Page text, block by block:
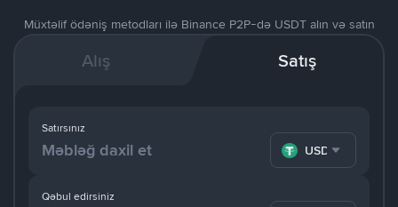
Müxtəlif ödəniş metodları ilə Binance P2P-də USDT alın və satın
Alış Satış
Qəbul edirsiniz
Satırsınız
USDT